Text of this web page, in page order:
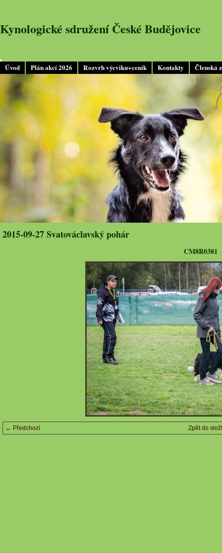
Úvod Plán akcí 2026 Rozvrh výcviku+ceník Kontakty Členská
Kynologické sdružení České Budějovice
2015-09-27 Svatováclavský pohár
CM8R0381
← Předchozí Zpět do